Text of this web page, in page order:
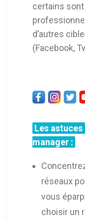
certains
d’autres
(Facebook,
Les
manager :
réseaux
vous
choisir un